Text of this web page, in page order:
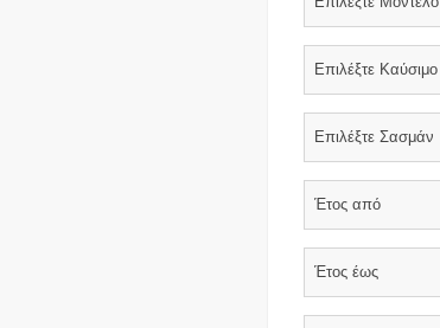
Επιλέξτε Καύσιμο
Επιλέξτε Σασμάν
Έτος από
Έτος έως